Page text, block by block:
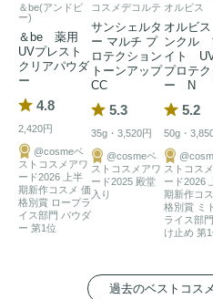
＆be(アンドビ
ー)
＆be 薬用
UVプレスト
クリアパウダ
ー
4.8
2,420円
@cosmeベ
ストコスメアワ
ード2026 上半
期新作コスメ 価
格別賞 ロープラ
イス部門 パウダ
ー 第1位
コスメデコルテ
サンシェルタ
ー マルチ プ
ロテクション
トーンアップ
CC
5.3
35g・3,520円
@cosmeベ
ストコスメアワ
ード2025 殿堂
入り
オルビス
オルビ
ンクル
イト
プロテク
ー N
5.2
50g・
ストコス
ード2026
期新作コ
格別賞 ミ
ライス部
け止め 第1
過去のベストコス